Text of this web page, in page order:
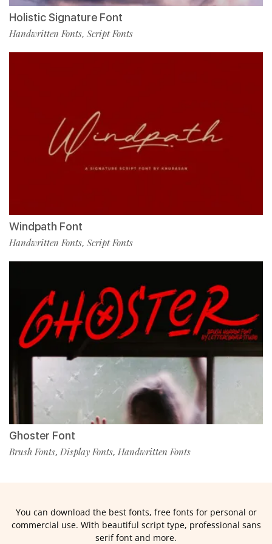
Holistic Signature Font
Handwritten Fonts, Script Fonts
Windpath Font
Handwritten Fonts, Script Fonts
Ghoster Font
Brush Fonts, Display Fonts, Handwritten Fonts
You can download the best fonts, free fonts for personal or
commercial use. With beautiful script type, professional sans
serif font and more.